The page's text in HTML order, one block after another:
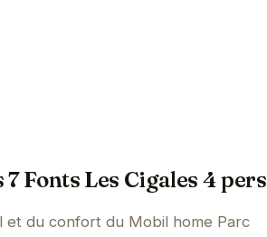
Fonts Les Cigales 4 pers
et du confort du Mobil home Parc